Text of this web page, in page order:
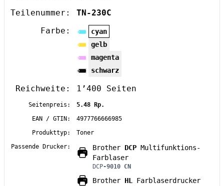
Teilenummer:
TN-230C
Farbe:
cyan
gelb
magenta
schwarz
Reichweite: 1’400 Seiten
Seitenpreis:
5.48 Rp.
EAN / GTIN:
4977766666985
Produkttyp:
Toner
Passende Drucker:
Brother DCP Multifunktions-
Farblaser
DCP-9010 CN
Brother HL Farblaserdrucker